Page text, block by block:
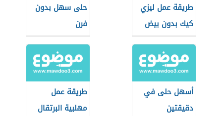
طريقة عمل ليزي
كيك بدون بيض
حلى سهل بدون
فرن
أسهل حلى في
دقيقتين
طريقة عمل
مهلبية البرتقال